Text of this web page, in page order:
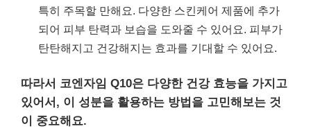
특히 주목할 만해요. 다양한 스킨케어 제품에 추가
되어 피부 탄력과 보습을 도와줄 수 있어요. 피부가
탄탄해지고 건강해지는 효과를 기대할 수 있어요.
따라서 코엔자임 Q10은 다양한 건강 효능을 가지고
있어서, 이 성분을 활용하는 방법을 고민해보는 것
이 중요해요.